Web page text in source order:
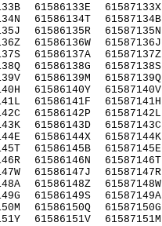
61586133E
61586134T
61586135R
61586136W
61586137A
61586138G
61586139M
61586140Y
61586141F
61586142P
61586143D
61586144X
61586145B
61586146N
61586147J
61586148Z
61586149S
61586150Q
61586151V
61587133X
61587134B
61587135N
61587136J
61587137Z
61587138S
61587139Q
61587140V
61587141H
61587142L
61587143C
61587144K
61587145E
61587146T
61587147R
61587148W
61587149A
61587150G
61587151M